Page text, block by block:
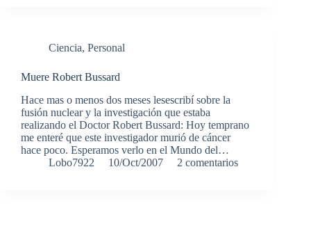
Ciencia, Personal
Muere Robert Bussard
Hace mas o menos dos meses lesescribí sobre la
fusión nuclear y la investigación que estaba
realizando el Doctor Robert Bussard: Hoy temprano
me enteré que este investigador murió de cáncer
hace poco. Esperamos verlo en el Mundo del…
Lobo7922
10/Oct/2007 2 comentarios